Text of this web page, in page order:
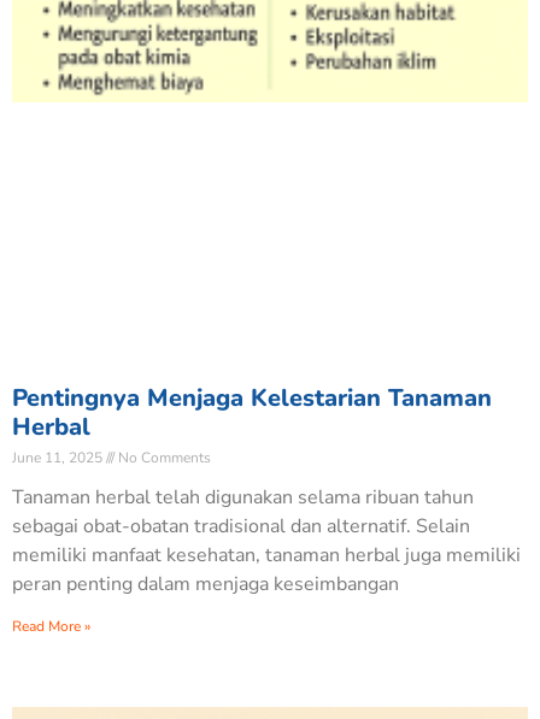
Pentingnya Menjaga Kelestarian Tanaman
Herbal
June 11, 2025 No Comments
Tanaman herbal telah digunakan selama ribuan tahun
sebagai obat-obatan tradisional dan alternatif. Selain
memiliki manfaat kesehatan, tanaman herbal juga memiliki
peran penting dalam menjaga keseimbangan
Read More »